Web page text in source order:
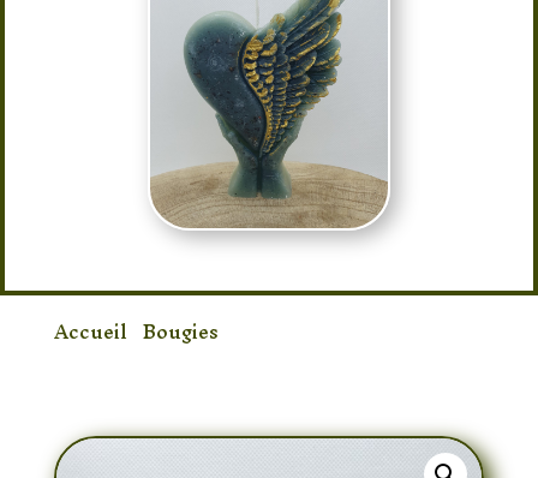
Accueil Bougies